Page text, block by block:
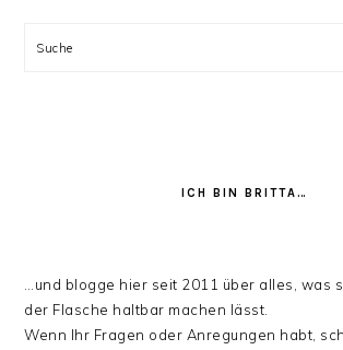
Suche
ICH BIN BRITTA…
…und blogge hier seit 2011 über alles, was
der Flasche haltbar machen lässt.
Wenn Ihr Fragen oder Anregungen habt,